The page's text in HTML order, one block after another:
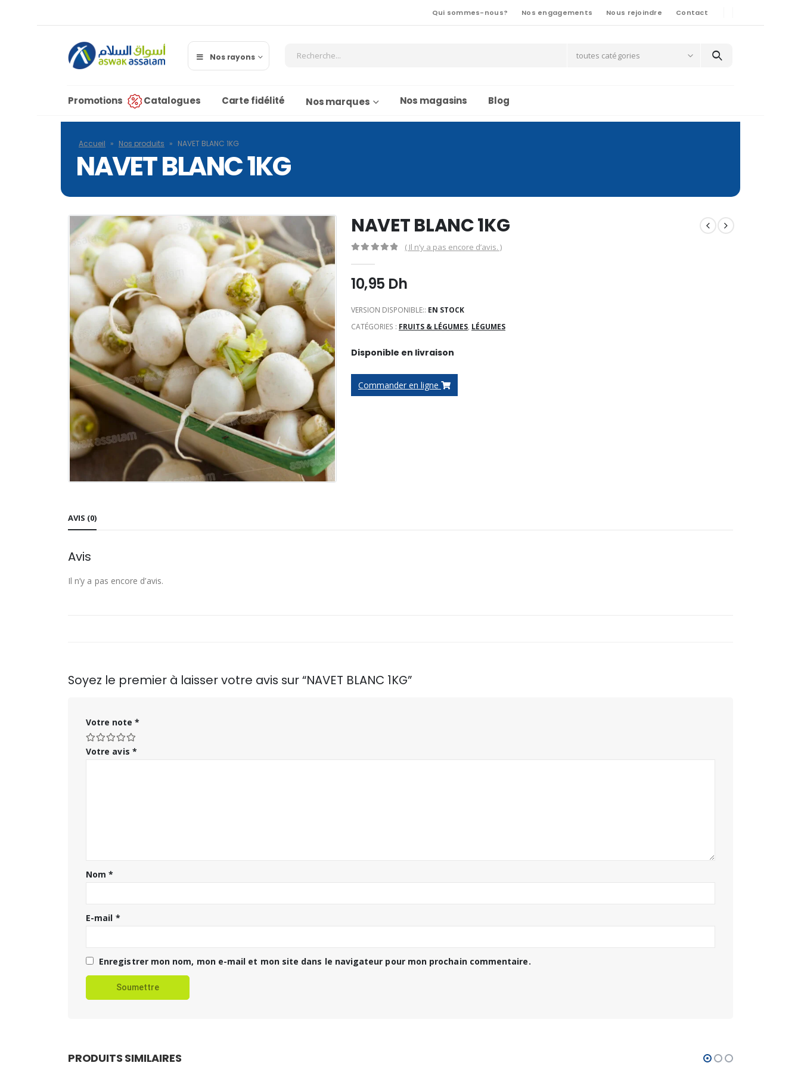
Qui sommes-nous? Nos engagements Nous rejoindre Contact
Nos rayons toutes catégories
Promotions Catalogues Carte fidélité Nos marques Nos magasins Blog
Accueil » Nos produits » NAVET BLANC 1KG
NAVET BLANC 1KG
NAVET BLANC 1KG
( Il n’y a pas encore d’avis. )
10,95 Dh
VERSION DISPONIBLE:: EN STOCK
CATÉGORIES : FRUITS & LÉGUMES, LÉGUMES
Disponible en livraison
Commander en ligne
AVIS (0)
Avis
Il n’y a pas encore d’avis.
Soyez le premier à laisser votre avis sur “NAVET BLANC 1KG”
Votre note *
Votre avis *
Nom*
E-mail *
Enregistrer mon nom, mon e-mail et mon site dans le navigateur pour mon prochain commentaire.
PRODUITS SIMILAIRES